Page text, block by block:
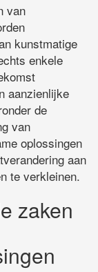
van
kunstmatige
enkele
aanzienlijke
de
van
oplossingen
aan
te verkleinen.
zaken